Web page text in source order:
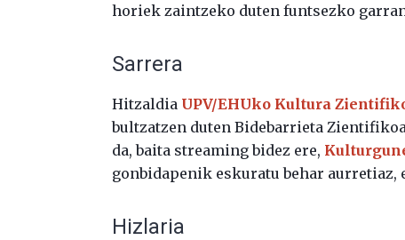
horiek zaintzeko duten funtsezko
Sarrera
Hitzaldia UPV/EHUko Kultura
bultzatzen duten Bidebarrieta
da, baita streaming bidez ere,
gonbidapenik eskuratu behar aurretiaz,
Hizlaria